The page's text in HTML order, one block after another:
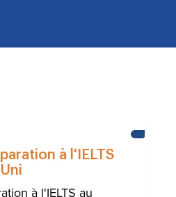
à l'IELTS
à l'IELTS au